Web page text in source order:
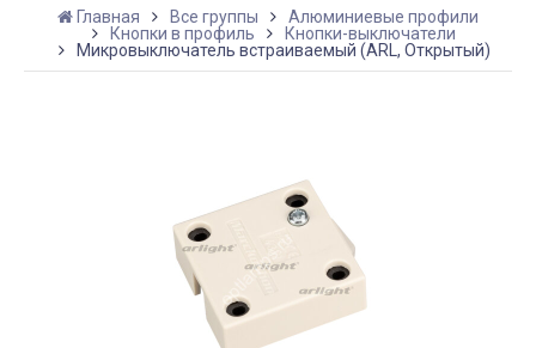
Главная Все группы
Алюминиевые профили
Кнопки в профиль
Кнопки-выключатели
Микровыключатель встраиваемый (ARL, Открытый)